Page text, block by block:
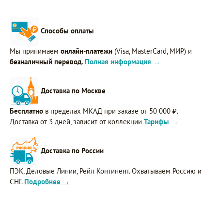
Способы оплаты
Мы принимаем онлайн-платежи (Visa, MasterCard, МИР) и
безналичный перевод. Полная информация →
Доставка по Москве
Бесплатно в пределах МКАД при заказе от 50 000 ₽.
Доставка от 3 дней, зависит от коллекции Тарифы →
Доставка по России
ПЭК, Деловые Линии, Рейл Континент. Охватываем Россию и
СНГ. Подробнее →